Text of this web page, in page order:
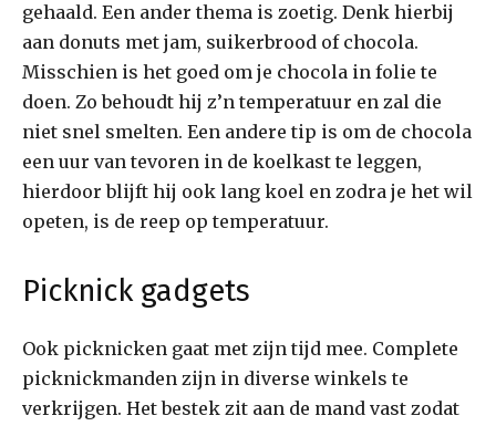
gehaald. Een ander thema is zoetig. Denk hierbij
aan donuts met jam, suikerbrood of chocola.
Misschien is het goed om je chocola in folie te
doen. Zo behoudt hij z’n temperatuur en zal die
niet snel smelten. Een andere tip is om de chocola
een uur van tevoren in de koelkast te leggen,
hierdoor blijft hij ook lang koel en zodra je het wil
opeten, is de reep op temperatuur.
Picknick gadgets
Ook picknicken gaat met zijn tijd mee. Complete
picknickmanden zijn in diverse winkels te
verkrijgen. Het bestek zit aan de mand vast zodat